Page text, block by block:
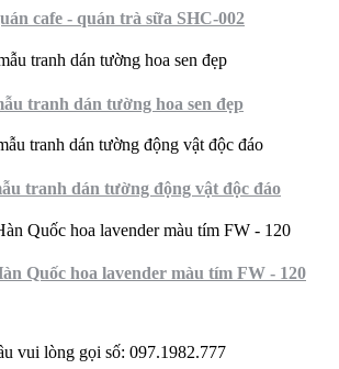
cafe - quán trà sữa SHC-002
tranh dán tường hoa sen đẹp
tranh dán tường động vật độc đáo
Quốc hoa lavender màu tím FW - 120
vui lòng gọi số: 097.1982.777